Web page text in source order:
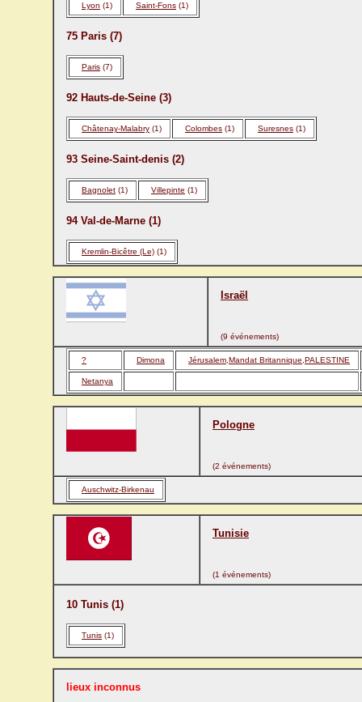
Lyon (1) Saint-Fons (1)
75 Paris (7)
Paris (7)
92 Hauts-de-Seine (3)
Châtenay-Malabry (1) Colombes (1) Suresnes (1)
93 Seine-Saint-denis (2)
Bagnolet (1) Villepinte (1)
94 Val-de-Marne (1)
Kremlin-Bicêtre (Le) (1)
Israël
(9 événements)
? Dimona Jérusalem,Mandat Britannique,PALESTINE
Netanya
Pologne
(2 événements)
Auschwitz-Birkenau
Tunisie
(1 événements)
10 Tunis (1)
Tunis (1)
lieux inconnus